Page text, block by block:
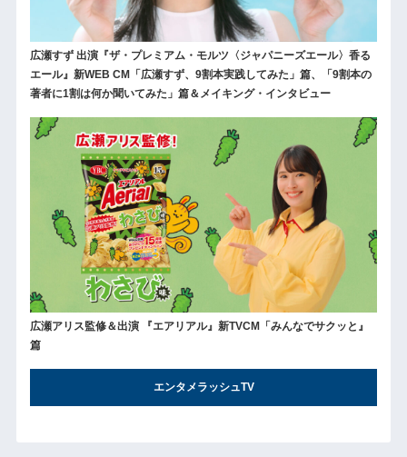
広瀬すず 出演『ザ・プレミアム・モルツ〈ジャパニーズエール〉香る
エール』新WEB CM「広瀬すず、9割本実践してみた」篇、「9割本の
著者に1割は何か聞いてみた」篇＆メイキング・インタビュー
広瀬アリス監修＆出演 『エアリアル』新TVCM「みんなでサクッと』
篇
エンタメラッシュTV